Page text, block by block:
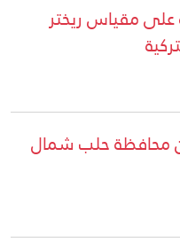
بقوة 4.5 درجة على مقياس ريختر
محافظة حلب شمال